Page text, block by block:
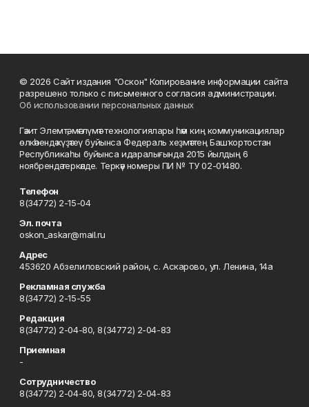
© 2026 Сайт издания "Оскон" Копирование информации сайта
разрешено только с письменного согласия администрации.
Об использовании персональных данных
Гәзит Элемтә, мәғлүмәт технологиялары һәм киң коммуникациялар
өлкәһендә күҙәтеү буйынса Федераль хеҙмәттең Башҡортостан
Республикаһы буйынса идаралығында 2015 йылдың 6
ноябрендә теркәлде. Теркәү номеры ПИ № ТУ 02-01480.
Телефон
8(34772) 2-15-04
Эл. почта
oskon_askar@mail.ru
Адрес
453620 Абзелиловский район, с. Аскарово, ул. Ленина, 14а
Рекламная служба
8(34772) 2-15-55
Редакция
8(34772) 2-04-80, 8(34772) 2-04-83
Приемная
-
Сотрудничество
8(34772) 2-04-80, 8(34772) 2-04-83